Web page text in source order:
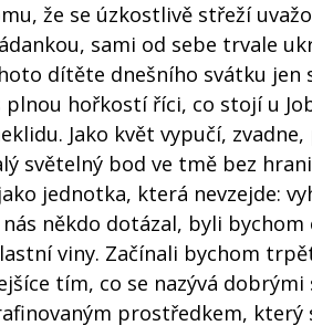
že se úzkostlivě střeží
sami od sebe trvale
dítěte dnešního svátku jen
hořkostí říci, co stojí u
Jako květ vypučí,
světelný bod ve tmě bez
jednotka, která nevzejde:
někdo dotázal, byli
viny. Začínali bychom
tím, co se nazývá
prostředkem,